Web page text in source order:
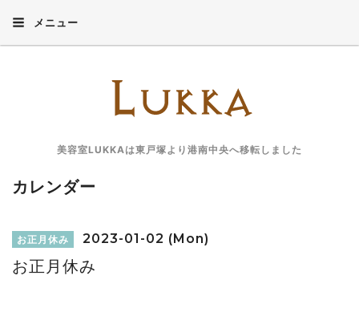
メニュー
美容室LUKKAは東戸塚より港南中央へ移転しました
カレンダー
お正月休み 2023-01-02 (Mon)
お正月休み